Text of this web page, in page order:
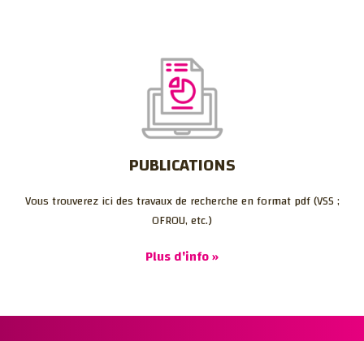
PUBLICATIONS
Vous trouverez ici des travaux de recherche en format pdf (VSS ;
OFROU, etc.)
Plus d'info »